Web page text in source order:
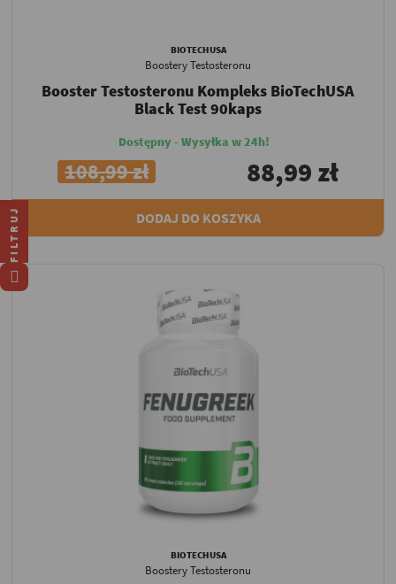
BIOTECHUSA
Boostery Testosteronu
Booster Testosteronu Kompleks BioTechUSA
Black Test 90kaps
Dostępny - Wysyłka w 24h!
108,99 zł 88,99 zł
DODAJ DO KOSZYKA
BIOTECHUSA
Boostery Testosteronu
FILTRUJ